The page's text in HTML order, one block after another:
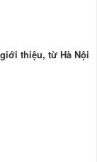
thiệu, từ Hà Nội